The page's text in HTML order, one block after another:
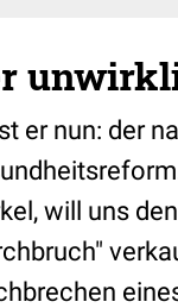
er nun: der
will uns